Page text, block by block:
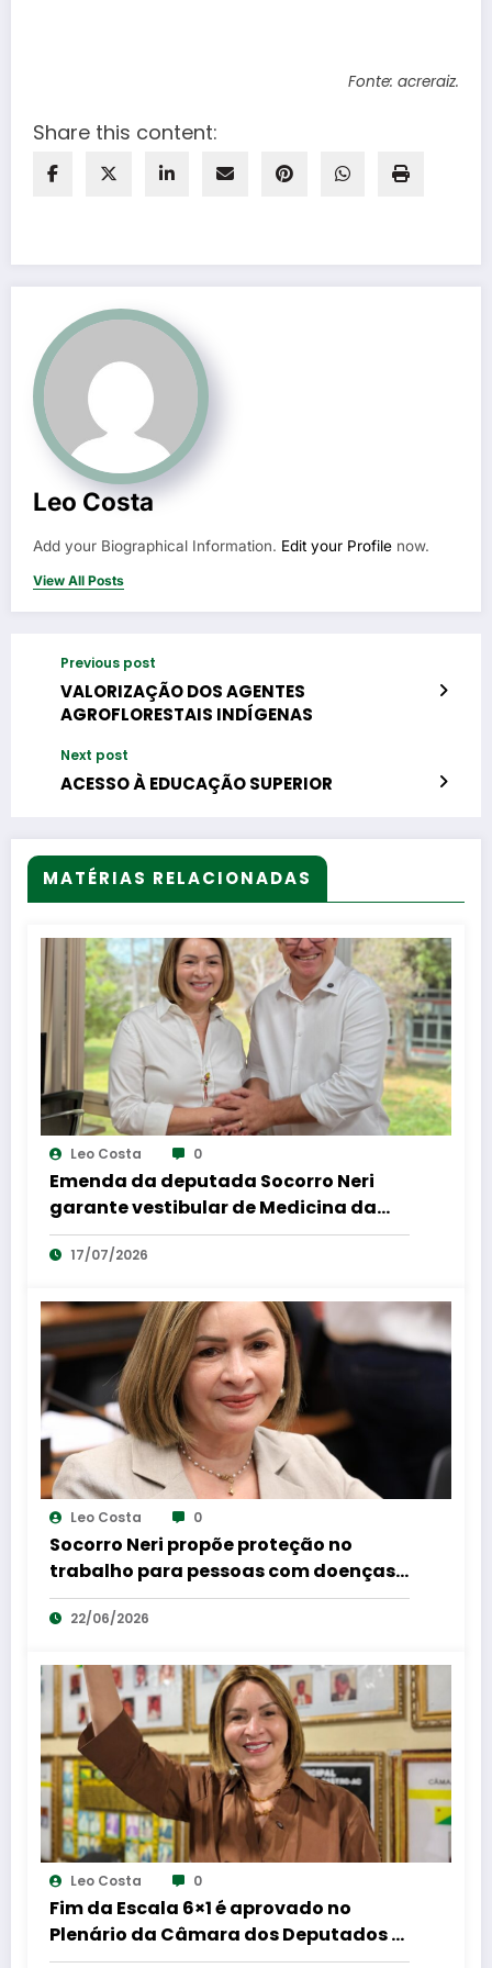
Fonte: acreraiz.
Share this content:
Leo Costa
Add your Biographical Information. Edit your Profile now.
View All Posts
Previous post
VALORIZAÇÃO DOS AGENTES
AGROFLORESTAIS INDÍGENAS
Next post
ACESSO À EDUCAÇÃO SUPERIOR
MATÉRIAS RELACIONADAS
Leo Costa 0
Emenda da deputada Socorro Neri
garante vestibular de Medicina da
UFAC e amplia aplicação das provas
para nove municípios do Acre
17/07/2026
Leo Costa 0
Socorro Neri propõe proteção no
trabalho para pessoas com doenças
autoimunes ou crônicas, como lúpus e
fibromialgia.
22/06/2026
Leo Costa 0
Fim da Escala 6×1 é aprovado no
Plenário da Câmara dos Deputados e
Socorro Neri celebra: “mais dignidade